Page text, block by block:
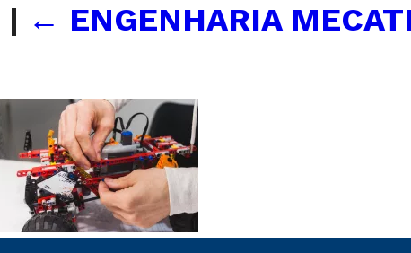
| ← ENGENHARIA